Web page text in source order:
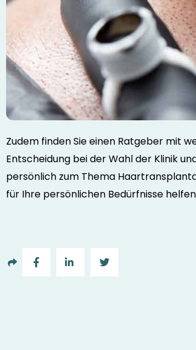
Zudem finden Sie einen Ratgeber mit
Entscheidung bei der Wahl der Klinik
persönlich zum Thema
für Ihre persönlichen Bedürfnisse